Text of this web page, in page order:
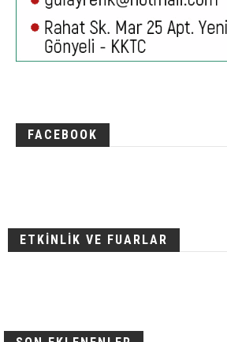
FACEBOOK
ETKİNLİK VE FUARLAR